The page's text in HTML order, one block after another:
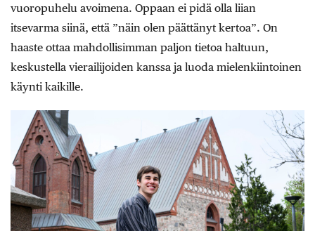
vuoropuhelu avoimena. Oppaan ei pidä olla liian
itsevarma siinä, että ”näin olen päättänyt kertoa”. On
haaste ottaa mahdollisimman paljon tietoa haltuun,
keskustella vierailijoiden kanssa ja luoda mielenkiintoinen
käynti kaikille.